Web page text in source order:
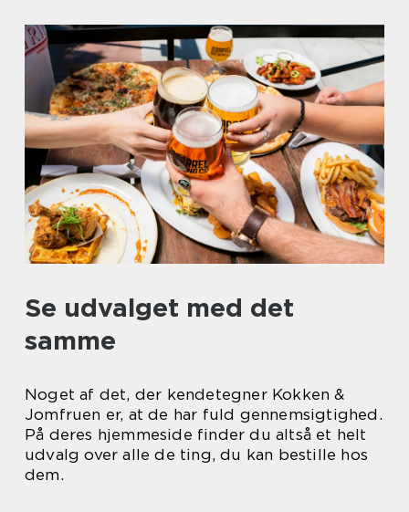
Se udvalget med det
samme
Noget af det, der kendetegner Kokken &
Jomfruen er, at de har fuld gennemsigtighed.
På deres hjemmeside finder du altså et helt
udvalg over alle de ting, du kan bestille hos
dem.